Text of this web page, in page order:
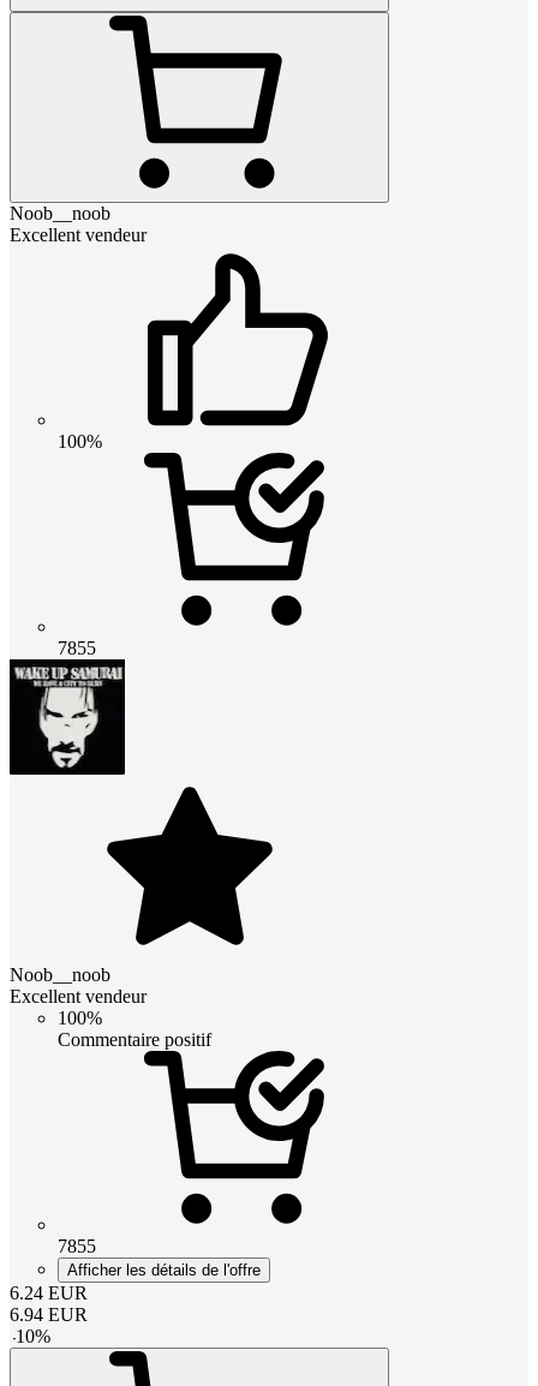
Noob__noob
Excellent vendeur
100%
7855
Noob__noob
Excellent vendeur
100%
Commentaire positif
7855
Afficher les détails de l'offre
6.24 EUR
6.94 EUR
-10%